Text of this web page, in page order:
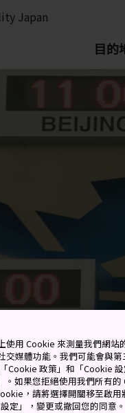
Japan
目的
用 Cookie 來測量我們網站
媒體功能。我們可能會與
Cookie 政策」和「Cookie
如果您拒絕使用我們所有
，請將選擇開關移至啟用
定」，變更或撤回您的同意。